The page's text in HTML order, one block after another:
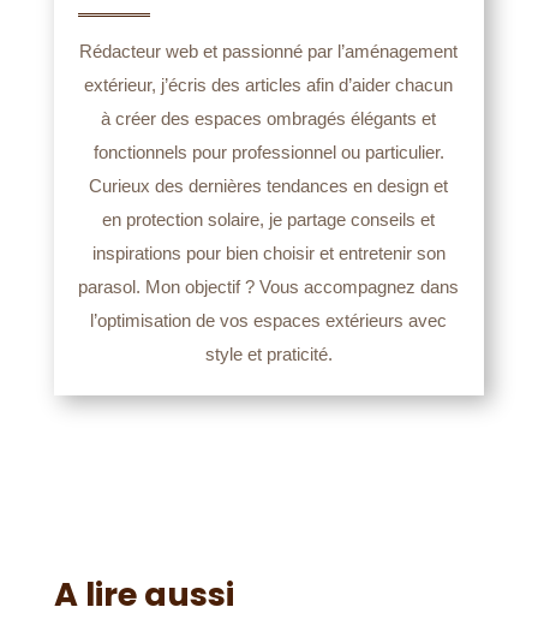
Rédacteur web et passionné par l’aménagement
extérieur, j’écris des articles afin d’aider chacun
à créer des espaces ombragés élégants et
fonctionnels pour professionnel ou particulier.
Curieux des dernières tendances en design et
en protection solaire, je partage conseils et
inspirations pour bien choisir et entretenir son
parasol. Mon objectif ? Vous accompagnez dans
l’optimisation de vos espaces extérieurs avec
style et praticité.
A lire aussi